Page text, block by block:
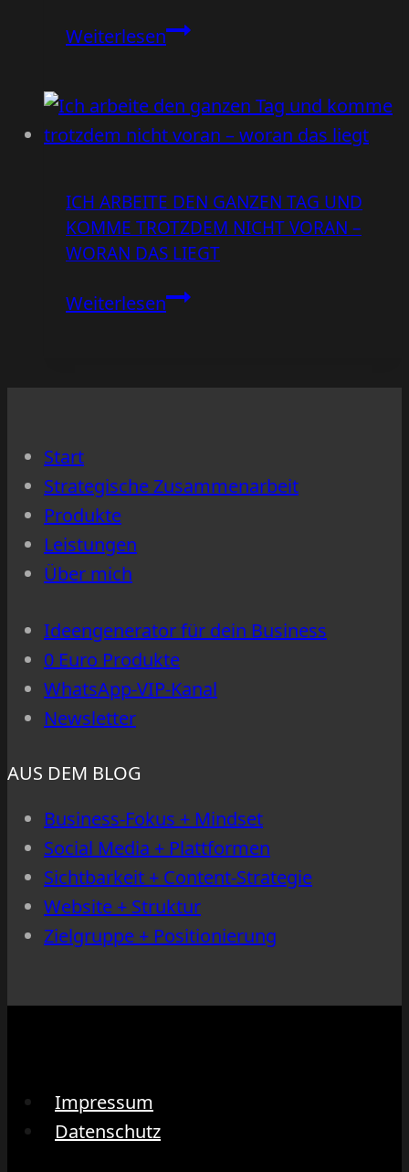
WeiterlesenYouTube
Content
–
du
Sichtbarkeit
bekommst,
die
schon
ICH ARBEITE DEN GANZEN TAG UND
KOMME TROTZDEM NICHT VORAN –
WORAN DAS LIEGT
WeiterlesenIch
ganzen
trotzdem
woran
das
liegt
Start
Strategische Zusammenarbeit
Produkte
Leistungen
Über mich
Ideengenerator für dein Business
0 Euro Produkte
WhatsApp-VIP-Kanal
Newsletter
AUS DEM BLOG
Business-Fokus + Mindset
Social Media + Plattformen
Sichtbarkeit + Content-Strategie
Website + Struktur
Zielgruppe + Positionierung
Impressum
Datenschutz